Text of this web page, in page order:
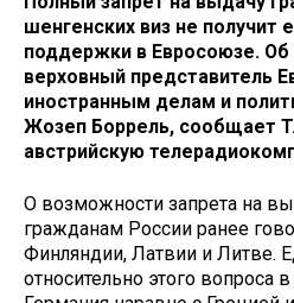
шенгенских виз не получит
поддержки в Евросоюзе. Об
верховный представитель
иностранным делам и
Жозеп Боррель, сообщает
австрийскую
О возможности запрета на
гражданам России ранее
Финляндии, Латвии и Литве.
относительно этого вопроса